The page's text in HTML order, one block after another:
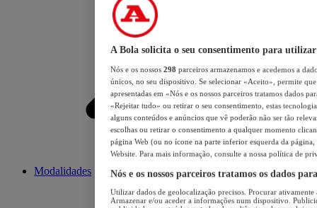
Modalidades
A Bola solicita o seu consentimento para utilizar
Nós e os nossos 298 parceiros armazenamos e acedemos a
únicos, no seu dispositivo. Se selecionar «Aceito», permite
apresentadas em «Nós e os nossos parceiros tratamos dados
«Rejeitar tudo» ou retirar o seu consentimento, estas
alguns conteúdos e anúncios que vê poderão não ser tão
escolhas ou retirar o consentimento a qualquer momento
página Web (ou no ícone na parte inferior esquerda da página,
Website. Para mais informação, consulte a nossa política de
Nós e os nossos parceiros tratamos os dados
Utilizar dados de geolocalização precisos. Procurar
Armazenar e/ou aceder a informações num dispositivo.